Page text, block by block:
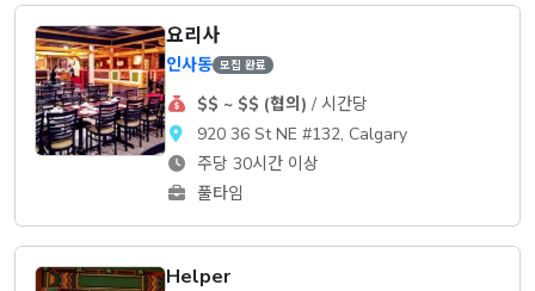
요리사
인사동 모집 완료
$$ ~ $$ (협의) / 시간당
920 36 St NE #132, Calgary
주당 30시간 이상
풀타임
Helper